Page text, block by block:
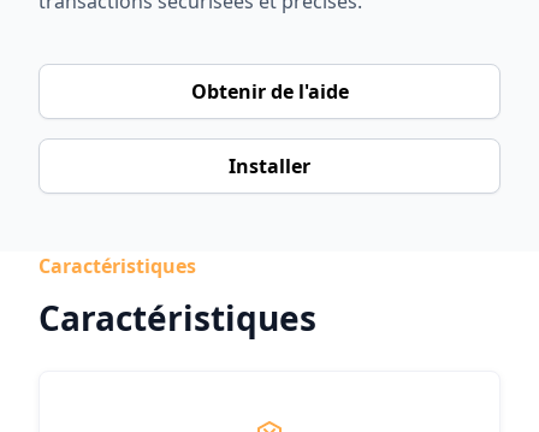
Obtenir de l'aide
Installer
Caractéristiques
Caractéristiques